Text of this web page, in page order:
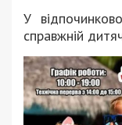
У
справжній